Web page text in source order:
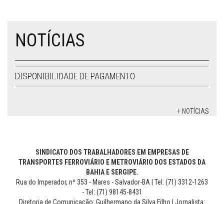
NOTÍCIAS
DISPONIBILIDADE DE PAGAMENTO
+ NOTÍCIAS
SINDICATO DOS TRABALHADORES EM EMPRESAS DE
TRANSPORTES FERROVIÁRIO E METROVIÁRIO DOS ESTADOS DA
BAHIA E SERGIPE.
Rua do Imperador, nº 353 - Mares - Salvador-BA | Tel: (71) 3312-1263
- Tel: (71) 98145-8431
Diretoria de Comunicação: Guilhermano da Silva Filho | Jornalista: